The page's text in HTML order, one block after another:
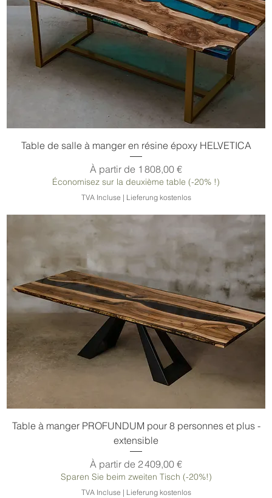
Table de salle à manger en résine époxy HELVETICA
À partir de 1 808,00 €
Prix promotionnel
Économisez sur la deuxième table (-20% !)
TVA Incluse | Lieferung kostenlos
Table à manger PROFUNDUM pour 8 personnes et plus -
extensible
À partir de 2 409,00 €
Prix promotionnel
Sparen Sie beim zweiten Tisch (-20%!)
TVA Incluse | Lieferung kostenlos